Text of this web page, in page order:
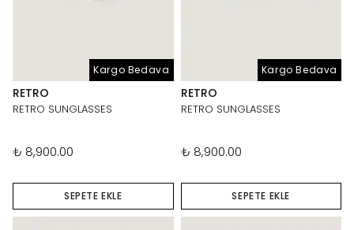
Kargo Bedava
RETRO
RETRO SUNGLASSES
₺ 8,900.00
SEPETE EKLE
Kargo Bedava
RETRO
RETRO SUNGLASSES
₺ 8,900.00
SEPETE EKLE